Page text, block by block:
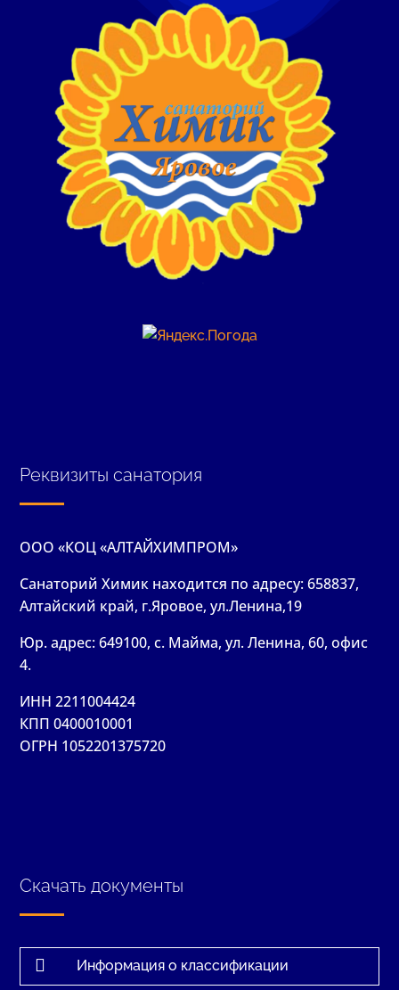
Реквизиты санатория
ООО «КОЦ «АЛТАЙХИМПРОМ»
Санаторий Химик находится по адресу: 658837,
Алтайский край, г.Яровое, ул.Ленина,19
Юр. адрес: 649100, с. Майма, ул. Ленина, 60, офис
4.
ИНН 2211004424
КПП 0400010001
ОГРН 1052201375720
Скачать документы
 Информация о классификации